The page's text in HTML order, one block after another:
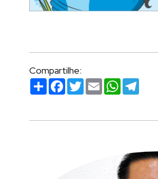
Compartilhe:
Compartilhar
Facebook
TwitterEmailWhatsApp